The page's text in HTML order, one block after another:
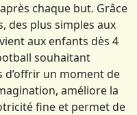
chaque but. Grâce
des plus simples aux
aux enfants dès 4
souhaitant
d’offrir un moment de
améliore la
fine et permet de